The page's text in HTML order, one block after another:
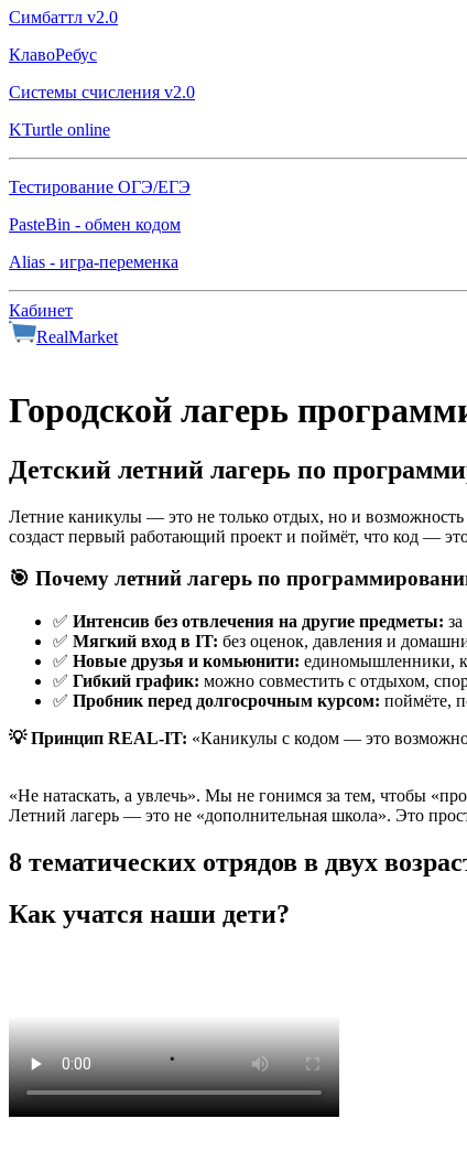
Симбаттл v2.0
КлавоРебус
Системы счисления v2.0
KTurtle online
Тестирование ОГЭ/ЕГЭ
PasteBin - обмен кодом
Alias - игра-переменка
Кабинет
RealMarket
Городской лагерь
Детский летний лагерь по
Летние каникулы — это не только отдых, но и возможность
создаст первый работающий проект и поймёт, что код —
🎯 Почему летний лагерь по
✅ Интенсив без отвлечения на другие предметы:
✅ Мягкий вход в IT: без оценок, давления и
✅ Новые друзья и комьюнити: единомышленники,
✅ Гибкий график: можно совместить с отдыхом,
✅ Пробник перед долгосрочным курсом: поймёте,
💡 Принцип REAL-IT: «Каникулы с кодом — это
«Не натаскать, а увлечь». Мы не гонимся за тем, чтобы
Летний лагерь — это не «дополнительная школа». Это
8 тематических отрядов в двух
Как учатся наши дети?